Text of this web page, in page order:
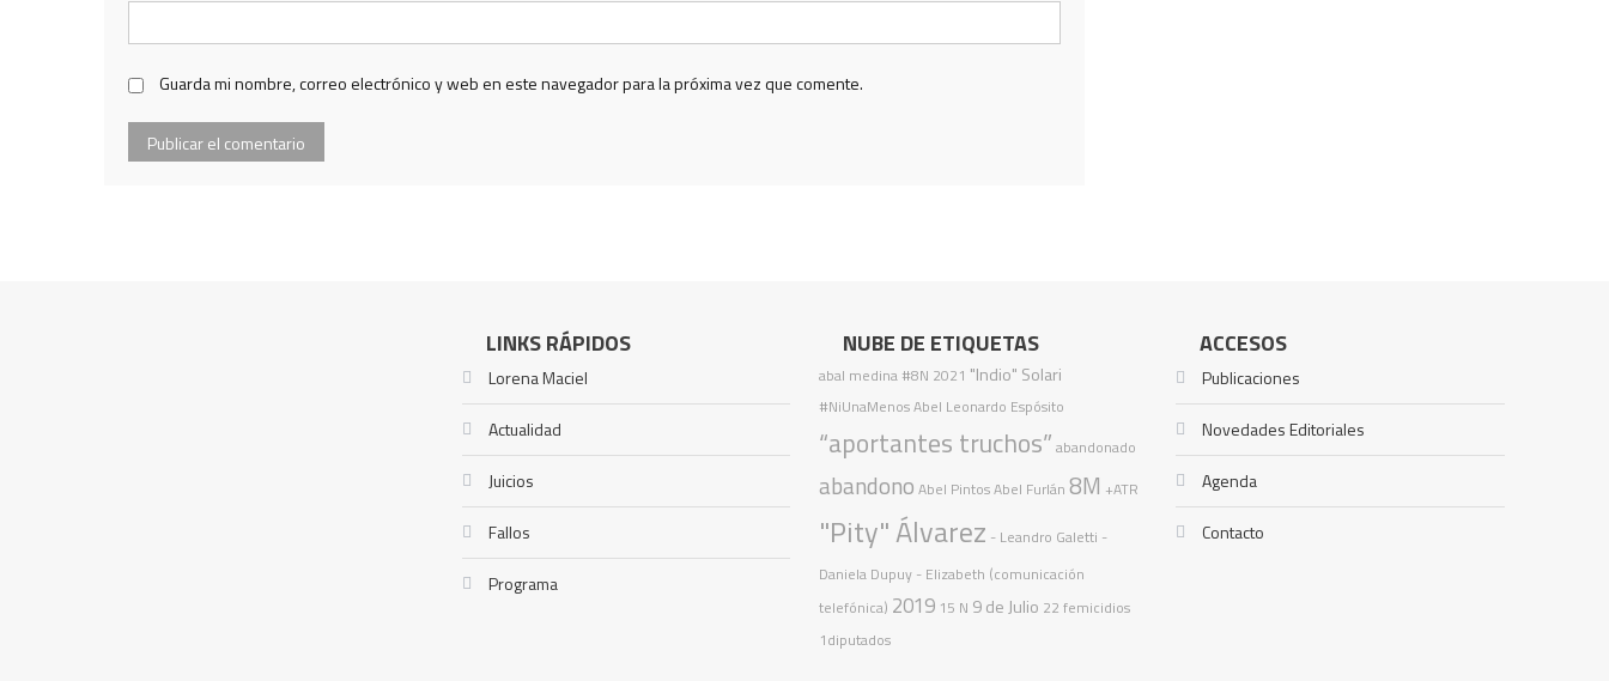
Guarda mi nombre, correo electrónico y web en este navegador para la próxima vez que comente.
LINKS RÁPIDOS
Lorena Maciel
Actualidad
Juicios
Fallos
Programa
NUBE DE ETIQUETAS
abal medina #8N 2021 "Indio" Solari
#NiUnaMenosAbel Leonardo Espósito
“aportantes truchos” abandonado
abandono Abel PintosAbel Furlán 8M +ATR
"Pity" Álvarez - Leandro Galetti -
Daniela Dupuy - Elizabeth (comunicación
telefónica) 2019 15 N 9 de Julio 22 femicidios
1diputados
ACCESOS
Publicaciones
Novedades Editoriales
Agenda
Contacto